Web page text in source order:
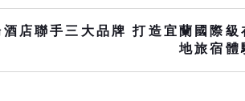
酒店聯手三大品牌 打造宜蘭國際級
地旅宿體